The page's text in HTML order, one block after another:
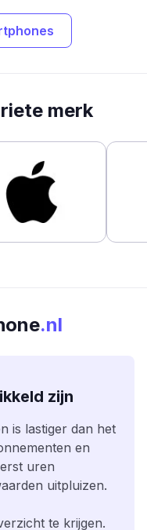
merk
.nl
zijn
is lastiger dan het
en
uren
uitpluizen.
te krijgen.